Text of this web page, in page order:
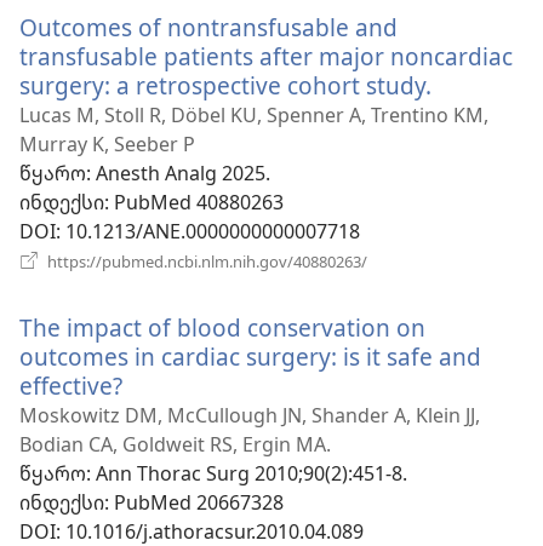
Outcomes of nontransfusable and
transfusable patients after major noncardiac
surgery: a retrospective cohort study.
ახალი
Lucas M, Stoll R, Döbel KU, Spenner A, Trentino KM,
Murray K, Seeber P
წყარო‎: Anesth Analg 2025.
ინდექსი‎: PubMed 40880263
DOI‎: 10.1213/ANE.0000000000007718
https://pubmed.ncbi.nlm.nih.gov/40880263/
The impact of blood conservation on
outcomes in cardiac surgery: is it safe and
effective?
ახალი
ფანჯარა)
Moskowitz DM, McCullough JN, Shander A, Klein JJ,
Bodian CA, Goldweit RS, Ergin MA.
წყარო‎: Ann Thorac Surg 2010;90(2):451-8.
ინდექსი‎: PubMed 20667328
DOI‎: 10.1016/j.athoracsur.2010.04.089